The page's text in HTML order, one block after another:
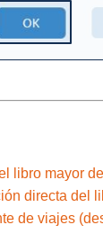
libro mayor
directa del
de viajes